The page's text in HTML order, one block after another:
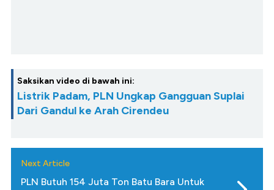
Saksikan video di bawah ini:
Listrik Padam, PLN Ungkap Gangguan Suplai
Dari Gandul ke Arah Cirendeu
Next Article
PLN Butuh 154 Juta Ton Batu Bara Untuk